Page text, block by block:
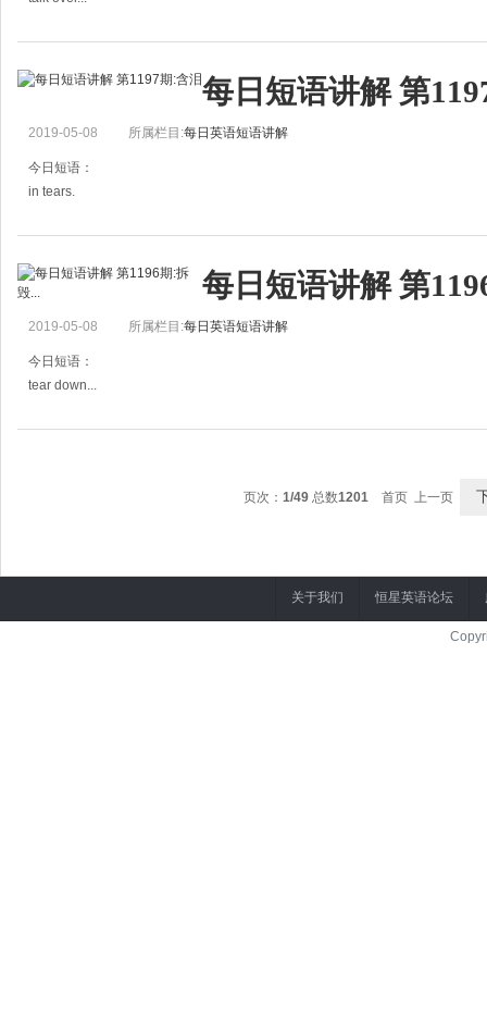
例句：
We talked over the plans for the trip.
I have something to talk over with you.
我有事情要跟你商量。
每日短语讲解 第
2019-05-08 所属栏目:每日英语短语讲解
今日短语：
in tears.
例句：
She ran out of the room in tears.
She was in tears as she told the story of what had happened.
她流着泪述说事情
每日短语讲解 第
2019-05-08 所属栏目:每日英语短语讲解
今日短语：
tear down...
页次： 1/49 总数1201 首页 上一页
关于我们 恒星英语论坛